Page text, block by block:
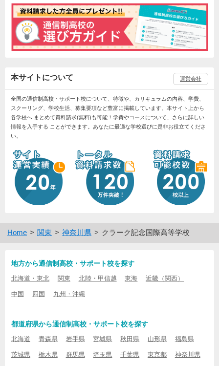
本サイトについて 運営会社
全国の通信制高校・サポート校について、特徴や、カリキュラムの内容、学費、
スクーリング、学校生活、募集要項など豊富に掲載しています。本サイト上から
各学校へ まとめて資料請求(無料)も可能！学費やコースについて、さらに詳しい
情報を入手する ことができます。あなたに最適な学校選びに是非お役立てくださ
い。
Home 関東 神奈川県 クラーク記念国際高等学校
地方から通信制高校・サポート校を探す
北海道・東北 関東 北陸・甲信越 東海 近畿（関西）
中国 四国 九州・沖縄
都道府県から通信制高校・サポート校を探す
北海道 青森県 岩手県 宮城県 秋田県 山形県 福島県
茨城県 栃木県 群馬県 埼玉県 千葉県 東京都 神奈川県